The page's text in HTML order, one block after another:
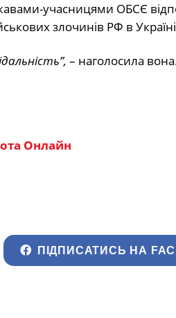
учасницями ОБСЄ
злочинів РФ в
– наголосила
Онлайн
ПІДПИСАТИСЬ НА